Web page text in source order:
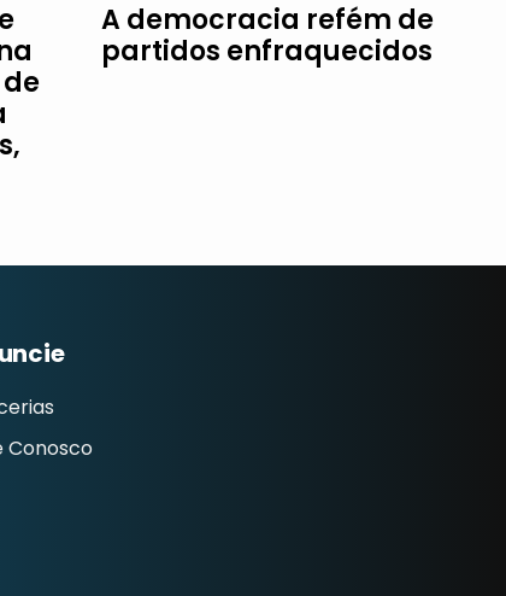
A democracia refém de
partidos enfraquecidos
Conosco